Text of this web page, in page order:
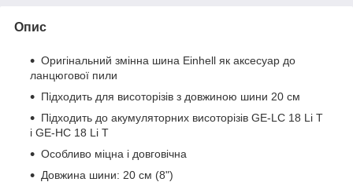
Опис
Оригінальний змінна шина Einhell як аксесуар до
ланцюгової пили
Підходить для висоторізів з довжиною шини 20 см
Підходить до акумуляторних висоторізів GE-LC 18 Li T
і GE-HC 18 Li T
Особливо міцна і довговічна
Довжина шини: 20 см (8")